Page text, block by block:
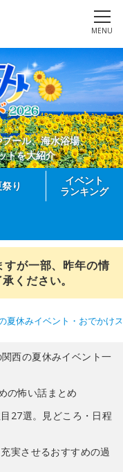
MENU
ール、海水浴場、
トを大紹介
り
イベント
ランキング
が一部、昨年の情
ください。
夏休みイベント・おでかけ
西の夏休みイベント一
の怖い話まとめ
27選。見どころ・日程
実させるおすすめの過